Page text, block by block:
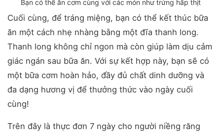
Bạn có thể ăn cơm cùng với các món như trứng hấp thịt
Cuối cùng, để tráng miệng, bạn có thể kết thúc bữa
ăn một cách nhẹ nhàng bằng một đĩa thanh long.
Thanh long không chỉ ngon mà còn giúp làm dịu cảm
giác ngán sau bữa ăn. Với sự kết hợp này, bạn sẽ có
một bữa cơm hoàn hảo, đầy đủ chất dinh dưỡng và
đa dạng hương vị để thưởng thức vào ngày cuối
cùng!
Trên đây là thực đơn 7 ngày cho người niềng răng